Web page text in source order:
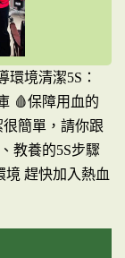
境清潔5S：
🩸保障用血的
簡單，請你跟
教養的5S步驟
境 趕快加入熱血